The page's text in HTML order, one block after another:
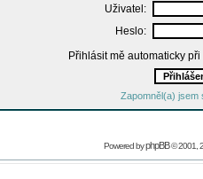
Uživatel:
Heslo:
Přihlásit mě automaticky
Zapomněl(a) jsem
Powered byphpBB© 2001,